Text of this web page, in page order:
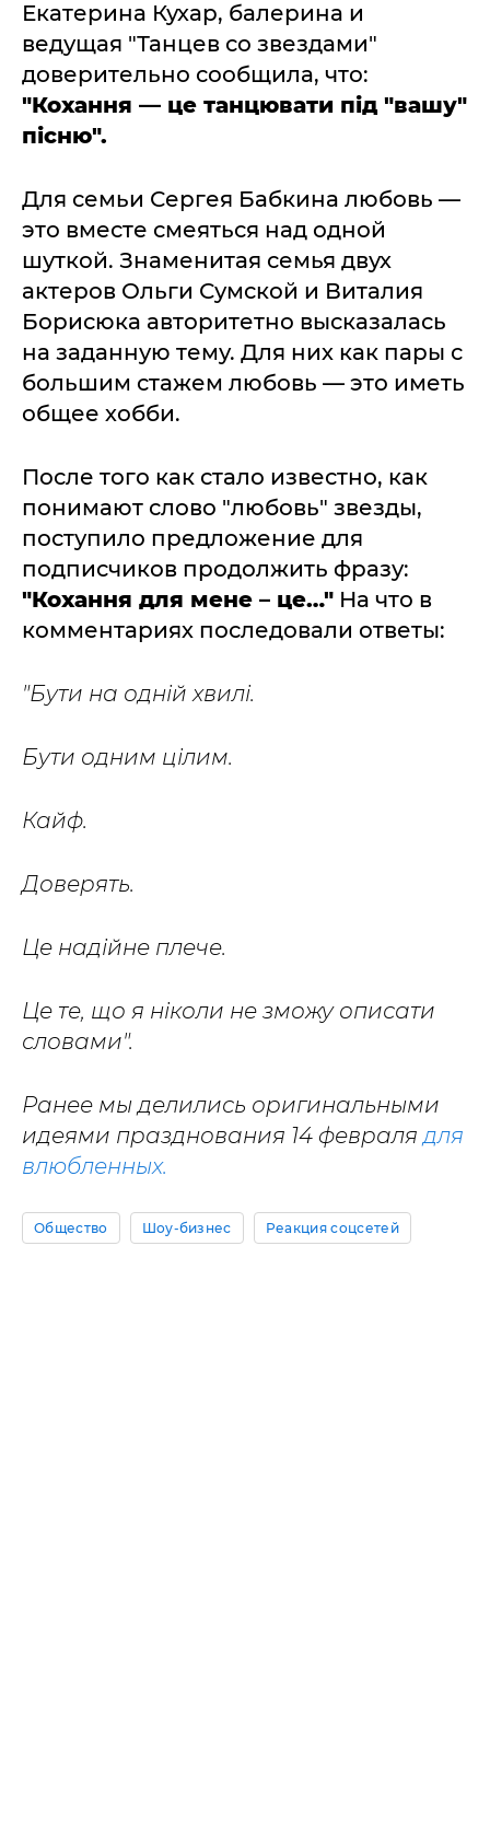
Екатерина Кухар, балерина и
ведущая "Танцев со звездами"
доверительно сообщила, что:
"Кохання — це танцювати під "вашу"
пісню".
Для семьи Сергея Бабкина любовь —
это вместе смеяться над одной
шуткой. Знаменитая семья двух
актеров Ольги Сумской и Виталия
Борисюка авторитетно высказалась
на заданную тему. Для них как пары с
большим стажем любовь — это иметь
общее хобби.
После того как стало известно, как
понимают слово "любовь" звезды,
поступило предложение для
подписчиков продолжить фразу:
"Кохання для мене – це…" На что в
комментариях последовали ответы:
"Бути на одній хвилі.
Бути одним цілим.
Кайф.
Доверять.
Це надійне плече.
Це те, що я ніколи не зможу описати
словами".
Ранее мы делились оригинальными
идеями празднования 14 февралядля
влюбленных.
Общество Шоу-бизнес Реакция соцсетей